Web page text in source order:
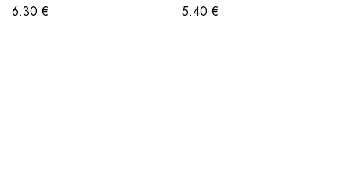
6.30€ 5.40€